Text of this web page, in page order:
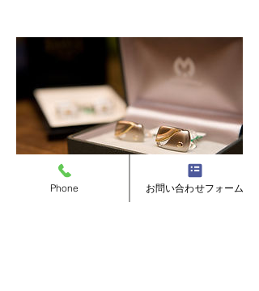
Phone お問い合わせフォーム